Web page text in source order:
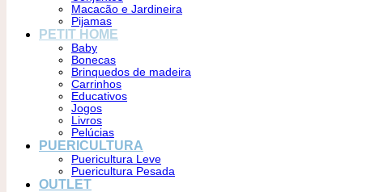
Macacão e Jardineira
Pijamas
PETIT HOME
Baby
Bonecas
Brinquedos de madeira
Carrinhos
Educativos
Jogos
Livros
Pelúcias
PUERICULTURA
Puericultura Leve
Puericultura Pesada
OUTLET